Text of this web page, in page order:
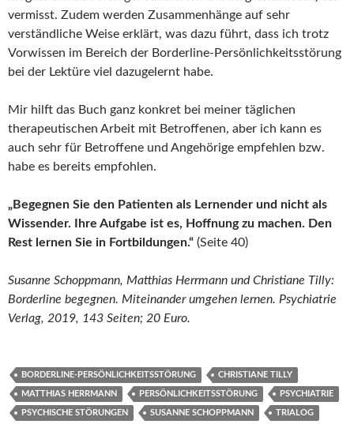
vermisst. Zudem werden Zusammenhänge auf sehr
verständliche Weise erklärt, was dazu führt, dass ich trotz
Vorwissen im Bereich der Borderline-Persönlichkeitsstörung
bei der Lektüre viel dazugelernt habe.
Mir hilft das Buch ganz konkret bei meiner täglichen
therapeutischen Arbeit mit Betroffenen, aber ich kann es
auch sehr für Betroffene und Angehörige empfehlen bzw.
habe es bereits empfohlen.
„Begegnen Sie den Patienten als Lernender und nicht als
Wissender. Ihre Aufgabe ist es, Hoffnung zu machen. Den
Rest lernen Sie in Fortbildungen.“ (Seite 40)
Susanne Schoppmann, Matthias Herrmann und Christiane Tilly:
Borderline begegnen. Miteinander umgehen lernen. Psychiatrie
Verlag, 2019, 143 Seiten; 20 Euro.
BORDERLINE-PERSÖNLICHKEITSSTÖRUNG CHRISTIANE TILLY
MATTHIAS HERRMANN PERSÖNLICHKEITSSTÖRUNG PSYCHIATRIE
PSYCHISCHE STÖRUNGEN SUSANNE SCHOPPMANN TRIALOG